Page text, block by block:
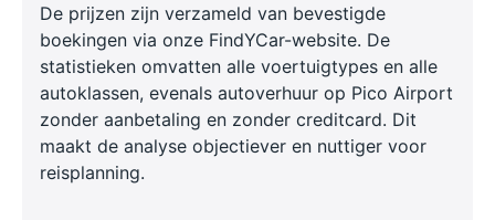
De prijzen zijn verzameld van bevestigde
boekingen via onze FindYCar-website. De
statistieken omvatten alle voertuigtypes en alle
autoklassen, evenals autoverhuur op Pico Airport
zonder aanbetaling en zonder creditcard. Dit
maakt de analyse objectiever en nuttiger voor
reisplanning.